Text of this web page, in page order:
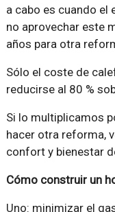
a cabo es cuando
no aprovechar este
años para otra
Sólo el coste de
reducirse al 80 %
Si lo multiplicamos
hacer otra reforma,
confort y bienestar
Cómo construir un
Uno: minimizar el